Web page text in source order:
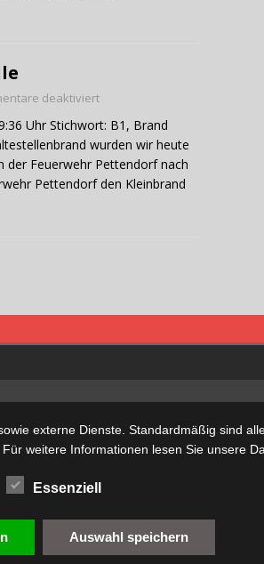
deaktiviert
Uhr Stichwort: B1, Brand
wurden wir heute
der Feuerwehr Pettendorf nach
Pettendorf den Kleinbrand
externe Dienste. Standardmäßig sind
weitere Informationen lesen Sie unsere
Essenziell
Auswahl speichern